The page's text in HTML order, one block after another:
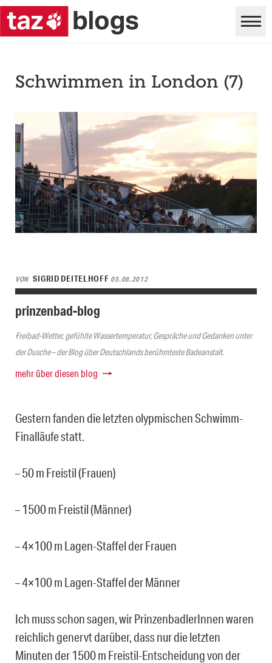
Schwimmen in London (7)
VON SIGRID DEITELHOFF 05.08.2012
prinzenbad-blog
Freibad-Wetter, gefühlte Wassertemperatur, Gespräche und Gedanken unter
der Dusche – der Blog über Deutschlands berühmteste Badeanstalt.
mehr über diesen blog
Gestern fanden die letzten olypmischen Schwimm-
Finalläufe statt.
– 50 m Freistil (Frauen)
– 1500 m Freistil (Männer)
– 4×100 m Lagen-Staffel der Frauen
– 4×100 m Lagen-Staffel der Männer
Ich muss schon sagen, wir PrinzenbadlerInnen waren
reichlich genervt darüber, dass nur die letzten
Minuten der 1500 m Freistil-Entscheidung von der